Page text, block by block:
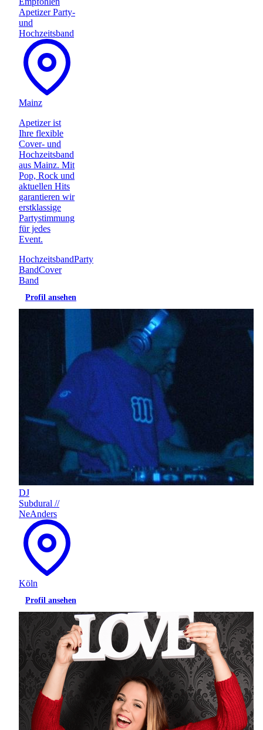
Apetizer Party-
und
Hochzeitsband
Mainz
Apetizer ist
Ihre flexible
Cover- und
Hochzeitsband
aus Mainz. Mit
Pop, Rock und
aktuellen Hits
garantieren wir
erstklassige
Partystimmung
für jedes
Event.
HochzeitsbandParty
BandCover
Band
Profil ansehen
DJ
Subdural //
NeAnders
Köln
Profil ansehen